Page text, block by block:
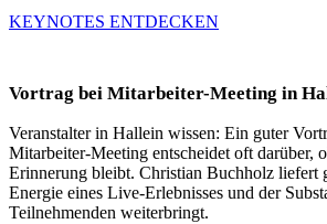
KEYNOTES ENTDECKEN
Vortrag bei Mitarbeiter-Meeting in
Veranstalter in Hallein wissen: Ein guter
Mitarbeiter-Meeting entscheidet oft darüber,
Erinnerung bleibt. Christian Buchholz liefert
Energie eines Live-Erlebnisses und der
Teilnehmenden weiterbringt.